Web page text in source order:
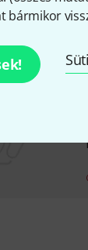
bármikor